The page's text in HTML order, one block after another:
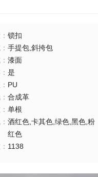
： 锁扣
： 手提包,斜挎包
： 漆面
： 是
： PU
： 合成革
： 单根
： 酒红色,卡其色,绿色,黑色,粉
红色
： 1138